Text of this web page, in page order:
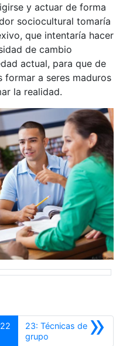
y actuar de forma
sociocultural tomaría
que intentaría hacer
de cambio
actual, para que de
formar a seres maduros
la realidad.
22 »
23: Técnicas de
grupo